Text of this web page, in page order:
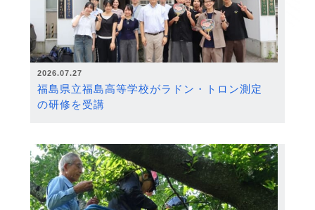
2026.07.27
福島県立福島高等学校がラドン・トロン測定
の研修を受講